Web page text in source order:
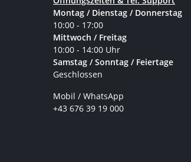
Montag / Dienstag / Donnerstag
10:00 - 17:00
Mittwoch / Freitag
10:00 - 14:00 Uhr
Samstag / Sonntag / Feiertage
Geschlossen
Mobil / WhatsApp
+43 676 39 19 000